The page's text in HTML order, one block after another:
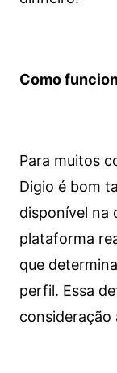
Como
Para muitos
Digio é bom
disponível na
plataforma
que
perfil. Essa
consideração